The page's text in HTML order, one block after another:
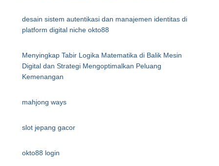
desain sistem autentikasi dan manajemen identitas di
platform digital niche okto88
Menyingkap Tabir Logika Matematika di Balik Mesin
Digital dan Strategi Mengoptimalkan Peluang
Kemenangan
mahjong ways
slot jepang gacor
okto88 login